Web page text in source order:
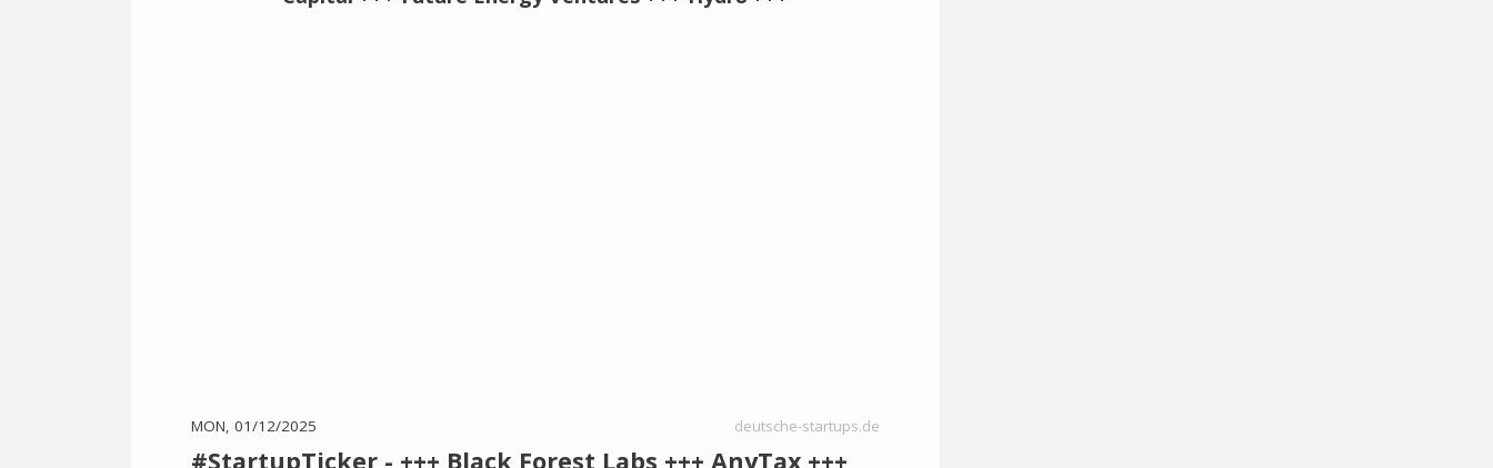
MON, 01/12/2025 deutsche-startups.de
#StartupTicker - +++ Black Forest Labs +++ AnyTax +++